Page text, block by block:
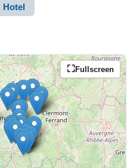
Hotel
Fullscreen